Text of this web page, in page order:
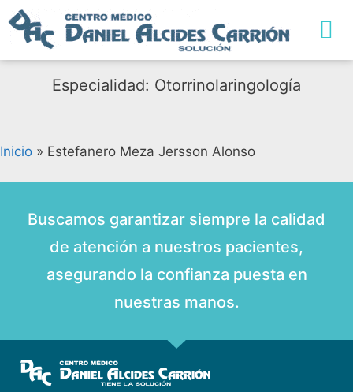
Especialidad: Otorrinolaringología
Inicio » Estefanero Meza Jersson Alonso
Buscamos garantizar siempre la calidad
de atención a nuestros pacientes,
asegurando la confianza puesta en
nuestras manos.